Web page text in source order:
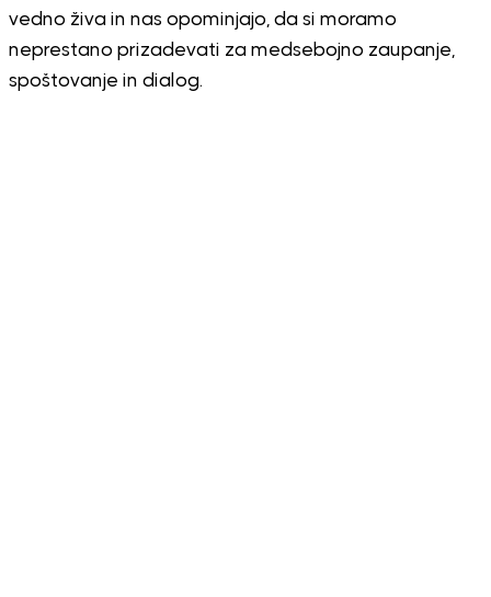
vedno živa in nas opominjajo, da si moramo
neprestano prizadevati za medsebojno zaupanje,
spoštovanje in dialog.